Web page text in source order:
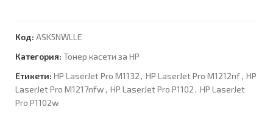
Код: ASK5NWLLE
Категория: Тонер касети за HP
Етикети: HP LaserJet Pro M1132 , HP LaserJet Pro M1212nf, HP
LaserJet Pro M1217nfw , HP LaserJet Pro P1102 , HP LaserJet
Pro P1102w